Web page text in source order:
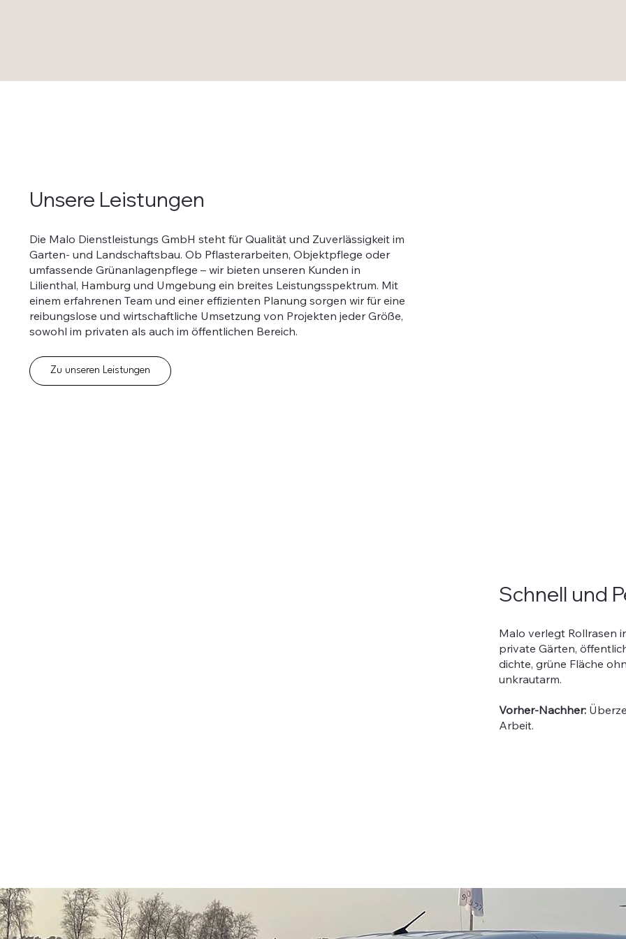
Unsere Leistungen
Die Malo Dienstleistungs GmbH steht für Qualität und Zuverlässigkeit im
Garten- und Landschaftsbau. Ob Pflasterarbeiten, Objektpflege oder
umfassende Grünanlagenpflege – wir bieten unseren Kunden in
Lilienthal, Hamburg und Umgebung ein breites Leistungsspektrum. Mit
einem erfahrenen Team und einer effizienten Planung sorgen wir für eine
reibungslose und wirtschaftliche Umsetzung von Projekten jeder Größe,
sowohl im privaten als auch im öffentlichen Bereich.
Zu unseren Leistungen
Schnell und
Malo verlegt Rollrasen
private Gärten,
dichte, grüne Fläche
unkrautarm.
Vorher-Nachher:
Arbeit.